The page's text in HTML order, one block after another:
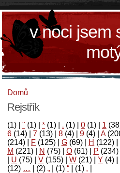
v noci jsem
Domů
Rejstřík
(1) " (1) * (1) . (1) 0 (1) 1
6 (14) 7 (13) 8 (4) 9 (4) A
(214)
F (125) G (69) H (122)
M (221) N (75) O (61) P (234)
U (75) V (155) W (21) Y (4)
‚
(1)
“
(1)
„
(2)
…
(12)